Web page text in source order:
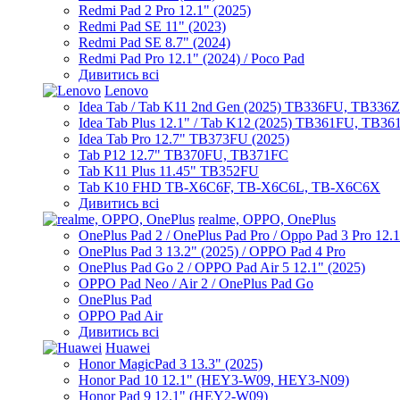
Redmi Pad 2 Pro 12.1" (2025)
Redmi Pad SE 11" (2023)
Redmi Pad SE 8.7" (2024)
Redmi Pad Pro 12.1" (2024) / Poco Pad
Дивитись всі
Lenovo
Idea Tab / Tab K11 2nd Gen (2025) TB336FU,
Idea Tab Plus 12.1" / Tab K12 (2025) TB361FU,
Idea Tab Pro 12.7" TB373FU (2025)
Tab P12 12.7" TB370FU, TB371FC
Tab K11 Plus 11.45" TB352FU
Tab K10 FHD TB-X6C6F, TB-X6C6L, TB-X6C6X
Дивитись всі
realme, OPPO, OnePlus
OnePlus Pad 2 / OnePlus Pad Pro / Oppo Pad 3 Pro
OnePlus Pad 3 13.2" (2025) / OPPO Pad 4 Pro
OnePlus Pad Go 2 / OPPO Pad Air 5 12.1" (2025)
OPPO Pad Neo / Air 2 / OnePlus Pad Go
OnePlus Pad
OPPO Pad Air
Дивитись всі
Huawei
Honor MagicPad 3 13.3" (2025)
Honor Pad 10 12.1" (HEY3-W09, HEY3-N09)
Honor Pad 9 12.1" (HEY2-W09)